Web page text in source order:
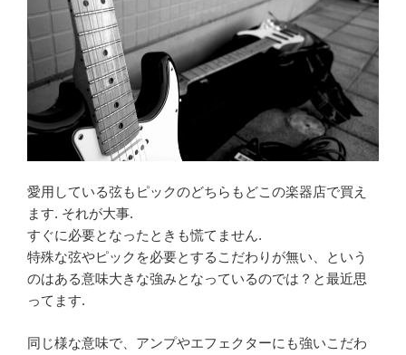
愛用している弦もピックのどちらもどこの楽器店で買え
ます. それが大事.
すぐに必要となったときも慌てません.
特殊な弦やピックを必要とするこだわりが無い、という
のはある意味大きな強みとなっているのでは？と最近思
ってます.
同じ様な意味で、アンプやエフェクターにも強いこだわ